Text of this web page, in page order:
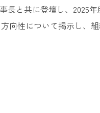
長と共に登壇し、2025年
向性について掲示し、